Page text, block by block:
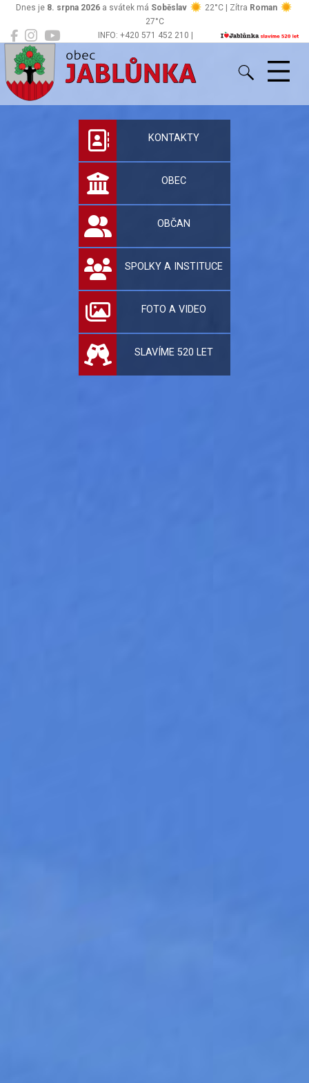
INFO: +420 571 452 210 |
Dnes je 8. srpna 2026 a svátek má Soběslav 22°C | Zítra Roman
27°C
Jablůnka
Oficiální stránky
KONTAKTY
OBEC
OBČAN
SPOLKY A INSTITUCE
FOTO A VIDEO
SLAVÍME 520 LET